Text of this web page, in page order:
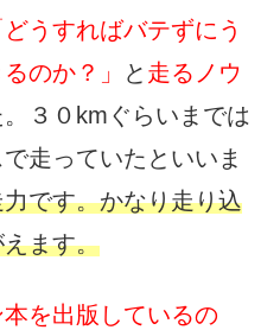
どうすればバテずにう
のか？」
と 走るノウ
３０kmぐらいまでは
走っていたといいま
です。かなり走り込
ます。
本を出版しているの